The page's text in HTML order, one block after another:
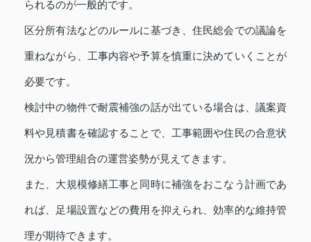
られるのが一般的です。
区分所有法などのルールに基づき、住民総会での議論を
重ねながら、工事内容や予算を慎重に決めていくことが
必要です。
検討中の物件で耐震補強の話が出ている場合は、議案資
料や見積書を確認することで、工事範囲や住民の合意状
況から管理組合の運営姿勢が見えてきます。
また、大規模修繕工事と同時に補強をおこなう計画であ
れば、足場設置などの費用を抑えられ、効率的な維持管
理が期待できます。